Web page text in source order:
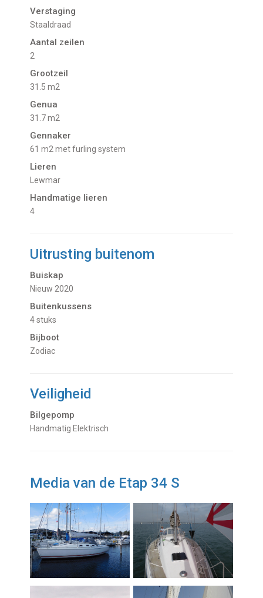
Verstaging
Staaldraad
Aantal zeilen
2
Grootzeil
31.5 m2
Genua
31.7 m2
Gennaker
61 m2 met furling system
Lieren
Lewmar
Handmatige lieren
4
Uitrusting buitenom
Buiskap
nieuw 2020
Buitenkussens
4 stuks
Bijboot
Zodiac
Veiligheid
Bilgepomp
Handmatig Elektrisch
Media van de Etap 34 S